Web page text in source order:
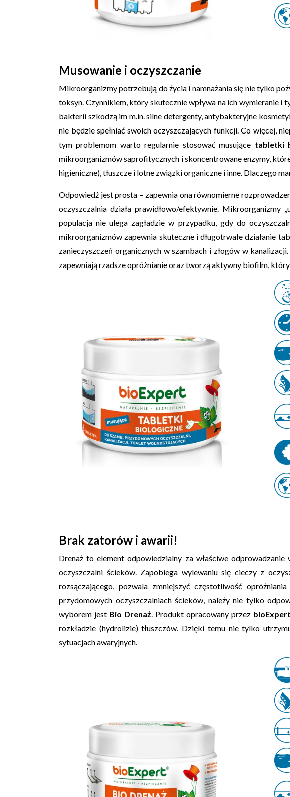
Musowanie i oczyszczanie
Mikroorganizmy potrzebują do życia i namnażania się nie tylko
toksyn. Czynnikiem, który skutecznie wpływa na ich wymieranie i
bakterii szkodzą im m.in. silne detergenty, antybakteryjne
nie będzie spełniać swoich oczyszczających funkcji. Co więcej,
tym problemom warto regularnie stosować musujące tabletki
mikroorganizmów saprofitycznych i skoncentrowane enzymy,
higieniczne), tłuszcze i lotne związki organiczne i inne. Dlaczego
Odpowiedź jest prosta – zapewnia ona równomierne
oczyszczalnia działa prawidłowo/efektywnie. Mikroorganizmy
populacja nie ulega zagładzie w przypadku, gdy do
mikroorganizmów zapewnia skuteczne i długotrwałe działanie
zanieczyszczeń organicznych w szambach i złogów w kanalizacji.
zapewniają rzadsze opróżnianie oraz tworzą aktywny biofilm,
Brak zatorów i awarii!
Drenaż to element odpowiedzialny za właściwe
oczyszczalni ścieków. Zapobiega wylewaniu się cieczy z
rozsączającego, pozwala zmniejszyć częstotliwość
przydomowych oczyszczalniach ścieków, należy nie tylko
wyborem jest Bio Drenaż. Produkt opracowany przez bioExpert
rozkładzie (hydrolizie) tłuszczów. Dzięki temu nie tylko
sytuacjach awaryjnych.